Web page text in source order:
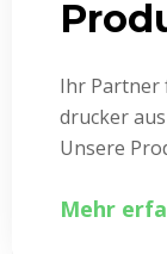
Ihr Partner
drucker
Unsere
Mehr